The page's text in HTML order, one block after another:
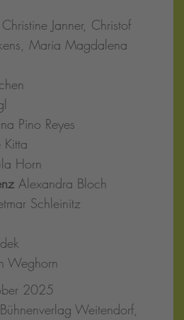
Janner, Christof
Maria Magdalena
Pino Reyes
Kitta
Horn
Alexandra Bloch
Schleinitz
Weghorn
2025
Bühnenverlag Weitendorf,